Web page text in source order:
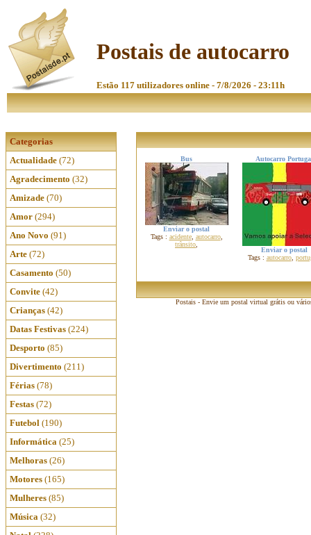
Postais de autocarro
Estão 117 utilizadores online - 7/8/2026 - 23:11h
Categorias
Actualidade (72)
Agradecimento (32)
Amizade (70)
Amor (294)
Ano Novo (91)
Arte (72)
Casamento (50)
Convite (42)
Crianças (42)
Datas Festivas (224)
Desporto (85)
Divertimento (211)
Férias (78)
Festas (72)
Futebol (190)
Informática (25)
Melhoras (26)
Motores (165)
Mulheres (85)
Música (32)
Bus
Enviar o postal
Tags : acidente, autocarro,
trânsito
Autocarro
Enviar o postal
Tags : autocarro,
Postais - Envie um postal virtual grátis ou